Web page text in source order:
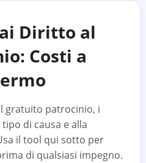
Diritto al
Costi a
gratuito patrocinio, i
di causa e alla
il tool qui sotto per
di qualsiasi impegno.